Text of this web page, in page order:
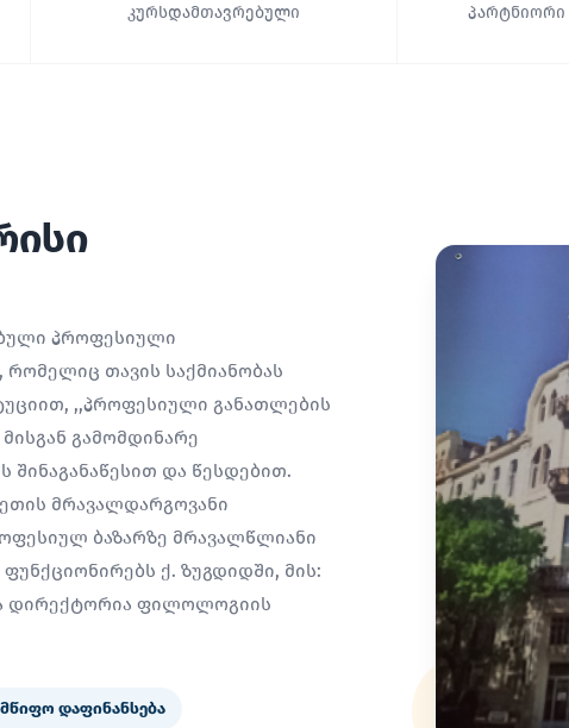
კურსდამთავრებული პარტნიორი
პროფესიული
თავის საქმიანობას
,,პროფესიული განათლების
გამომდინარე
შინაგანაწესით და წესდებით.
მრავალდარგოვანი
ბაზარზე მრავალწლიანი
ქ. ზუგდიდში, მის:
დირექტორია ფილოლოგიის
დაფინანსება